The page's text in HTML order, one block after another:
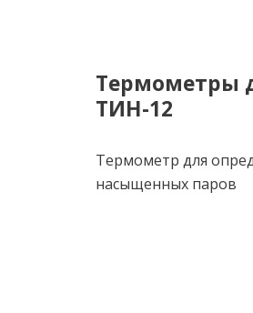
Термометры
ТИН-12
Термометр для
насыщенных паров